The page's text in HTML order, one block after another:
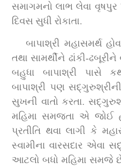
સમાગમનો લાભ લેવા
દિવસ સુધી રોકાતા.
બાપાશ્રી મહાસમર્થ
તથા સામર્થીને ઢાંકી-ઢબૂરીને
બહુધા બાપાશ્રી પાસે
બાપાશ્રી પણ સદ્‌ગુરુશ્રીની મરજી જાણી મૂર્તિના
સુખની વાતો કરતા. સદ્‌ગુરુશ્રી બાપાશ્રીનો અપાર
મહિમા સમજતા એ જોઈ
પ્રતીતિ થવા લાગી કે મહાસમર્થ
સ્વામીના વારસદાર એવા સદ્‌ગુરુશ્રી  પણ
આટલો બધો મહિમા સમજે